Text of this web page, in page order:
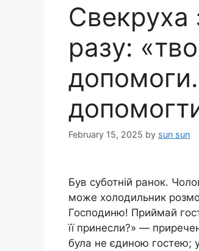
Свекруха
разу:
допомоги.
February 15, 2025 by sun sun
Був суботній ранок.
може холодильник
Господиню! Приймай
її принесли?» —
була не єдиною гостею; у